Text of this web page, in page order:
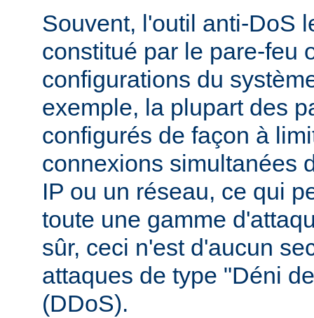
Souvent, l'outil anti-DoS
constitué par le pare-feu
configurations du
exemple, la plupart des
configurés de façon à
connexions simultanées
IP ou un réseau, ce qui
toute une gamme
sûr, ceci n'est d'aucun
attaques de type "Déni
(DDoS).